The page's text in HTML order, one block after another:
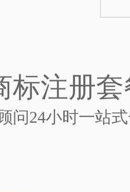
标注册
问24小时一站